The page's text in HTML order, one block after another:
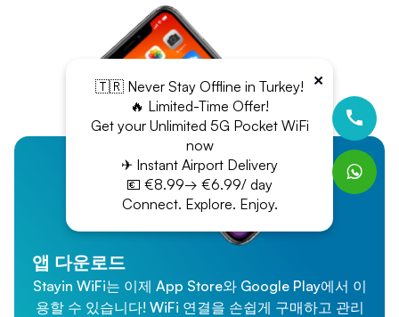
앱 다운로드
Stayin WiFi는 이제 App Store와 Google Play에서 이
용할 수 있습니다! WiFi 연결을 손쉽게 구매하고 관리
×
🇹🇷 Never Stay Offline in Turkey!
🔥 Limited-Time Offer!
Get your Unlimited 5G Pocket WiFi
now
✈ Instant Airport Delivery
💶 €8.99→ €6.99/ day
Connect. Explore. Enjoy.